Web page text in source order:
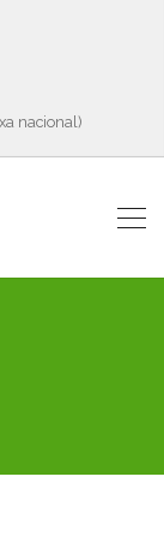
nacional)